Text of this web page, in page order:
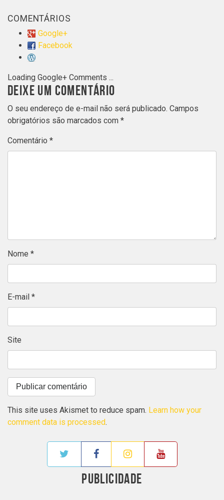
COMENTÁRIOS
Google+
Facebook
Loading Google+ Comments ...
DEIXE UM COMENTÁRIO
O seu endereço de e-mail não será publicado. Campos
obrigatórios são marcados com *
Comentário *
Nome *
E-mail *
Site
This site uses Akismet to reduce spam. Learn how your
comment data is processed.
PUBLICIDADE